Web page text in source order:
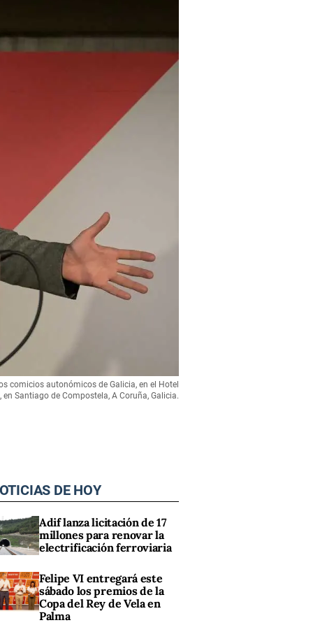
comicios autonómicos de Galicia, en el Hotel
Santiago de Compostela, A Coruña, Galicia.
DE HOY
Adif lanza licitación de 17
millones para renovar la
electrificación ferroviaria
Felipe VI entregará este
sábado los premios de la
Copa del Rey de Vela en
Palma